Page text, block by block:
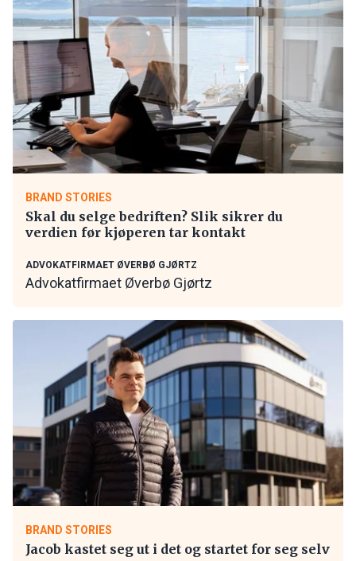
BRAND STORIES
Skal du selge bedriften? Slik sikrer du
verdien før kjøperen tar kontakt
ADVOKATFIRMAET ØVERBØ GJØRTZ
Advokatfirmaet Øverbø Gjørtz
BRAND STORIES
Jacob kastet seg ut i det og startet for seg selv